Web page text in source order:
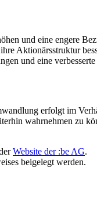
und eine engere
Aktionärsstruktur
und eine
erfolgt im
wahrnehmen zu
Website der :be AG.
beigelegt werden.